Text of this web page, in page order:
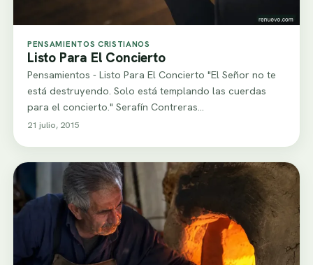
PENSAMIENTOS CRISTIANOS
Listo Para El Concierto
Pensamientos - Listo Para El Concierto "El Señor no te
está destruyendo. Solo está templando las cuerdas
para el concierto." Serafín Contreras…
21 julio, 2015